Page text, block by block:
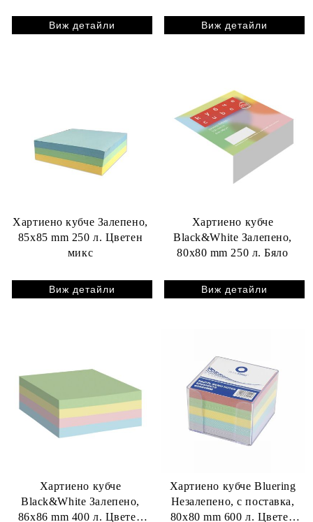
Виж детайли Виж детайли
Хартиено кубче Залепено,
85x85 mm 250 л. Цветен
микс
Виж детайли
Хартиено кубче
Black&White Залепено,
80x80 mm 250 л. Бяло
Виж детайли
Хартиено кубче
Black&White Залепено,
86x86 mm 400 л. Цветен
Хартиено кубче Bluering
Незалепено, с поставка,
80x80 mm 600 л. Цветен